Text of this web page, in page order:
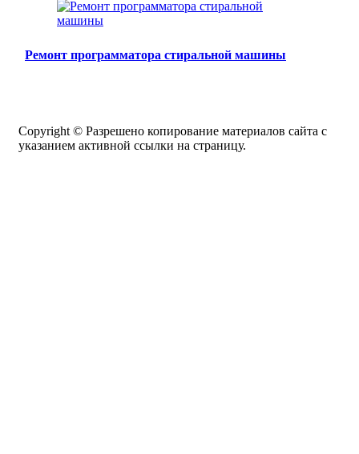
Ремонт программатора стиральной машины
Copyright © Разрешено копирование материалов сайта с
указанием активной ссылки на страницу.